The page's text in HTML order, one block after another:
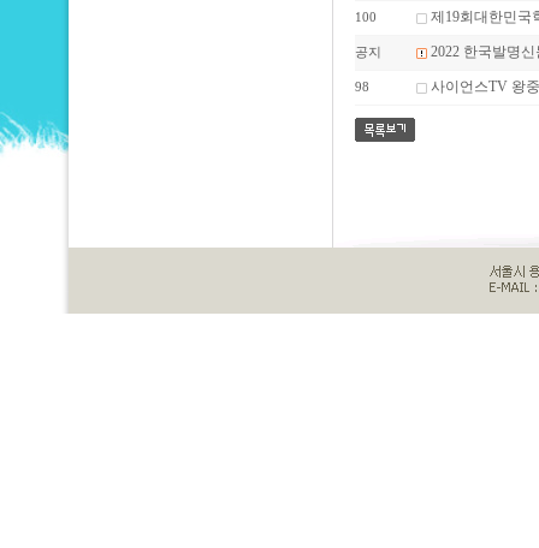
100 제19회대한민국
공지 2022 한국발명
98 사이언스TV 왕